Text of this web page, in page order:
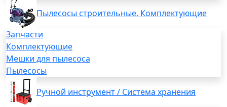
Пылесосы строительные. Комплектующие
Запчасти
Комплектующие
Мешки для пылесоса
Пылесосы
Ручной инструмент / Система хранения